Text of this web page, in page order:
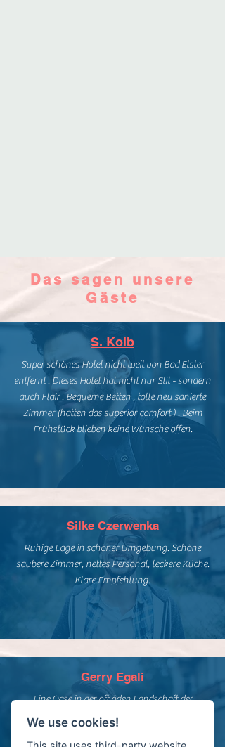
Das sagen unsere
Gäste
S. Kolb
Super schönes Hotel nicht weit von Bad Elster
entfernt . Dieses Hotel hat nicht nur Stil - sondern
auch Flair . Bequeme Betten , tolle neu sanierte
Zimmer (hatten das superior comfort ) . Beim
Frühstück blieben keine Wünsche offen.
Silke Czerwenka
Ruhige Lage in schöner Umgebung. Schöne
saubere Zimmer, nettes Personal, leckere Küche.
Klare Empfehlung.
Gerry Egali
Eine Oase in der oft öden Landschaft der
Hotellerie. Es war ein wunderbarer Aufenthalt im
We use cookies!